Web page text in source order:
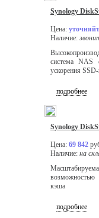
Synology
Цена:
Наличие:
система NAS
ускорения
подробнее
Synology
Цена: 69 842
Наличие: на
возможностью
кэша
подробнее